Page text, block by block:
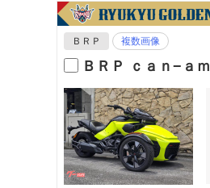
ＢＲＰ 複数画像
ＢＲＰ ｃａｎ−